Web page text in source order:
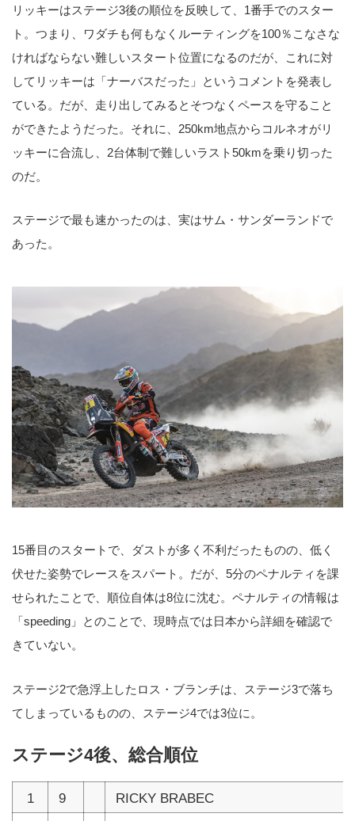
リッキーはステージ3後の順位を反映して、1番手でのスター
ト。つまり、ワダチも何もなくルーティングを100％こなさな
ければならない難しいスタート位置になるのだが、これに対
してリッキーは「ナーバスだった」というコメントを発表し
ている。だが、走り出してみるとそつなくペースを守ること
ができたようだった。それに、250km地点からコルネオがリ
ッキーに合流し、2台体制で難しいラスト50kmを乗り切った
のだ。
ステージで最も速かったのは、実はサム・サンダーランドで
あった。
15番目のスタートで、ダストが多く不利だったものの、低く
伏せた姿勢でレースをスパート。だが、5分のペナルティを課
せられたことで、順位自体は8位に沈む。ペナルティの情報は
「speeding」とのことで、現時点では日本から詳細を確認で
きていない。
ステージ2で急浮上したロス・ブランチは、ステージ3で落ち
てしまっているものの、ステージ4では3位に。
ステージ4後、総合順位
1 9 RICKY BRABEC